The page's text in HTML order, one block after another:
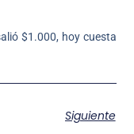
$1.000, hoy cuesta
Siguiente